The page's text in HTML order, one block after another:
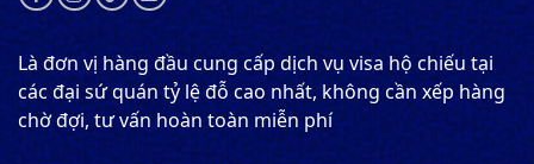
Là đơn vị hàng đầu cung cấp dịch vụ visa hộ chiếu tại
các đại sứ quán tỷ lệ đỗ cao nhất, không cần xếp hàng
chờ đợi, tư vấn hoàn toàn miễn phí